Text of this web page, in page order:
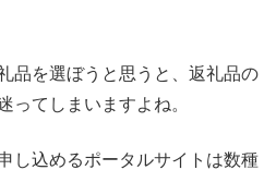
品を選ぼうと思うと、返礼品の
ってしまいますよね。
し込めるポータルサイトは数種